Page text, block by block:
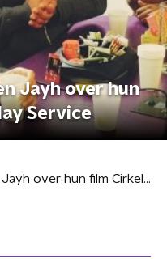
Jayh over hun
Service
Rotjoch, Drovideo en Jayh over hun film Cirkels bij Sunday Service